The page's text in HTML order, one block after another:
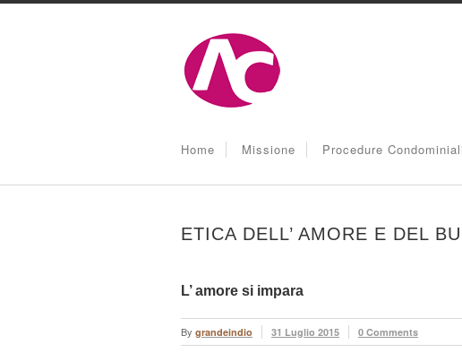
Home Missione Procedure Condominiali
ETICA DELL’ AMORE E DEL
L’ amore si impara
By grandeindio 31 Luglio 2015 0 Comments